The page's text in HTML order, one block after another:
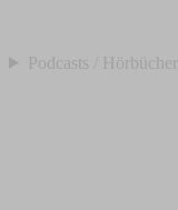
Podcasts / Hörbücher